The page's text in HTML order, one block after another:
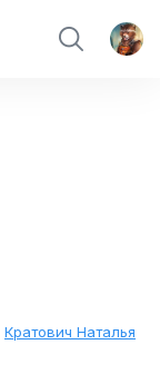
Кратович Наталья